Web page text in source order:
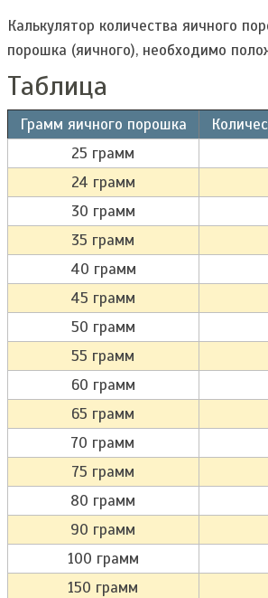
Калькулятор количества яичного
порошка (яичного), необходимо
Таблица
Грамм яичного порошка
25 грамм
24 грамм
30 грамм
35 грамм
40 грамм
45 грамм
50 грамм
55 грамм
60 грамм
65 грамм
70 грамм
75 грамм
80 грамм
90 грамм
100 грамм
150 грамм